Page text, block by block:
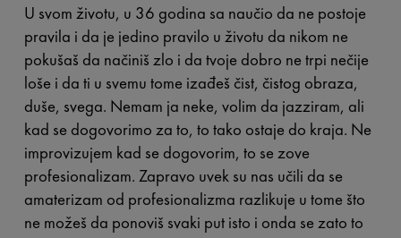
U svom životu, u 36 godina sa naučio da ne postoje
pravila i da je jedino pravilo u životu da nikom ne
pokušaš da načiniš zlo i da tvoje dobro ne trpi nečije
loše i da ti u svemu tome izađeš čist, čistog obraza,
duše, svega. Nemam ja neke, volim da jazziram, ali
kad se dogovorimo za to, to tako ostaje do kraja. Ne
improvizujem kad se dogovorim, to se zove
profesionalizam. Zapravo uvek su nas učili da se
amaterizam od profesionalizma razlikuje u tome što
ne možeš da ponoviš svaki put isto i onda se zato to